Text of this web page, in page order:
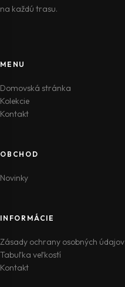
na každú trasu.
MENU
Domovská stránka
Kolekcie
Kontakt
OBCHOD
Novinky
INFORMÁCIE
Zásady ochrany osobných údajov
Tabuľka veľkostí
Kontakt